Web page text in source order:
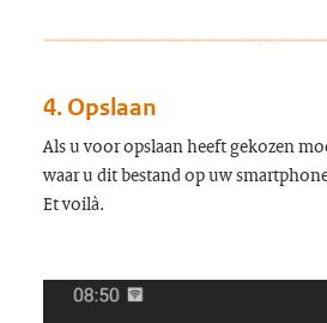
4. Opslaan
Als u voor opslaan heeft gekozen
waar u dit bestand op uw
Et voilà.